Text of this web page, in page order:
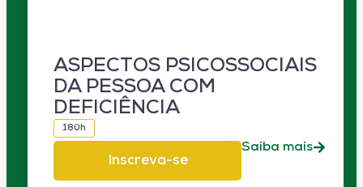
ASPECTOS PSICOSSOCIAIS
DA PESSOA COM
DEFICIÊNCIA
180h
Inscreva-se
Saiba mais